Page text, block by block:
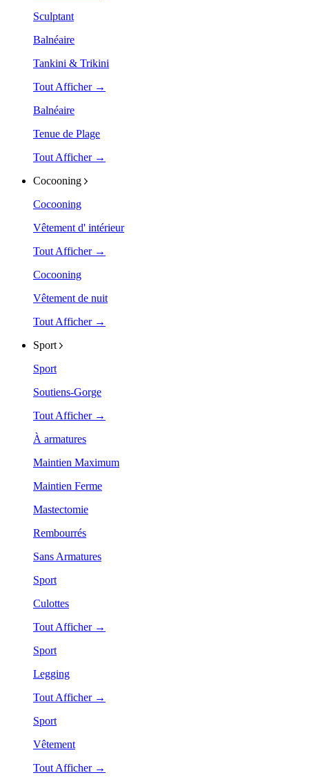
Sculptant
Balnéaire
Tankini & Trikini
Tout Afficher →
Balnéaire
Tenue de Plage
Tout Afficher →
Cocooning
Cocooning
Vêtement d' intérieur
Tout Afficher →
Cocooning
Vêtement de nuit
Tout Afficher →
Sport
Sport
Soutiens-Gorge
Tout Afficher →
À armatures
Maintien Maximum
Maintien Ferme
Mastectomie
Rembourrés
Sans Armatures
Sport
Culottes
Tout Afficher →
Sport
Legging
Tout Afficher →
Sport
Vêtement
Tout Afficher →